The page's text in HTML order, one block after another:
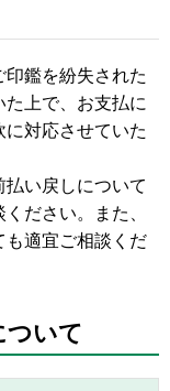
鑑を紛失された
上で、お支払に
対応させていた
い戻しについて
ださい。また、
も適宜ご相談くだ
ついて